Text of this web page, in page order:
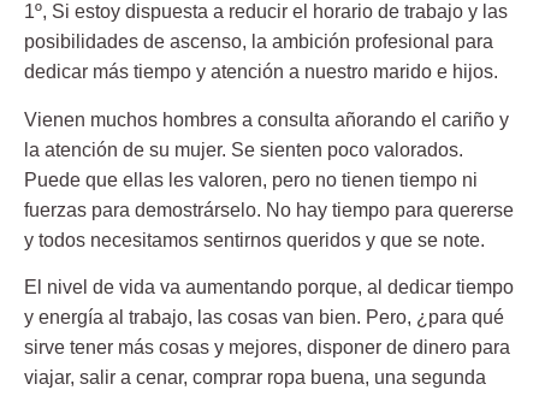
1º, Si estoy dispuesta a reducir el horario de trabajo y las
posibilidades de ascenso, la ambición profesional para
dedicar más tiempo y atención a nuestro marido e hijos.
Vienen muchos hombres a consulta añorando el cariño y
la atención de su mujer. Se sienten poco valorados.
Puede que ellas les valoren, pero no tienen tiempo ni
fuerzas para demostrárselo. No hay tiempo para quererse
y todos necesitamos sentirnos queridos y que se note.
El nivel de vida va aumentando porque, al dedicar tiempo
y energía al trabajo, las cosas van bien. Pero, ¿para qué
sirve tener más cosas y mejores, disponer de dinero para
viajar, salir a cenar, comprar ropa buena, una segunda